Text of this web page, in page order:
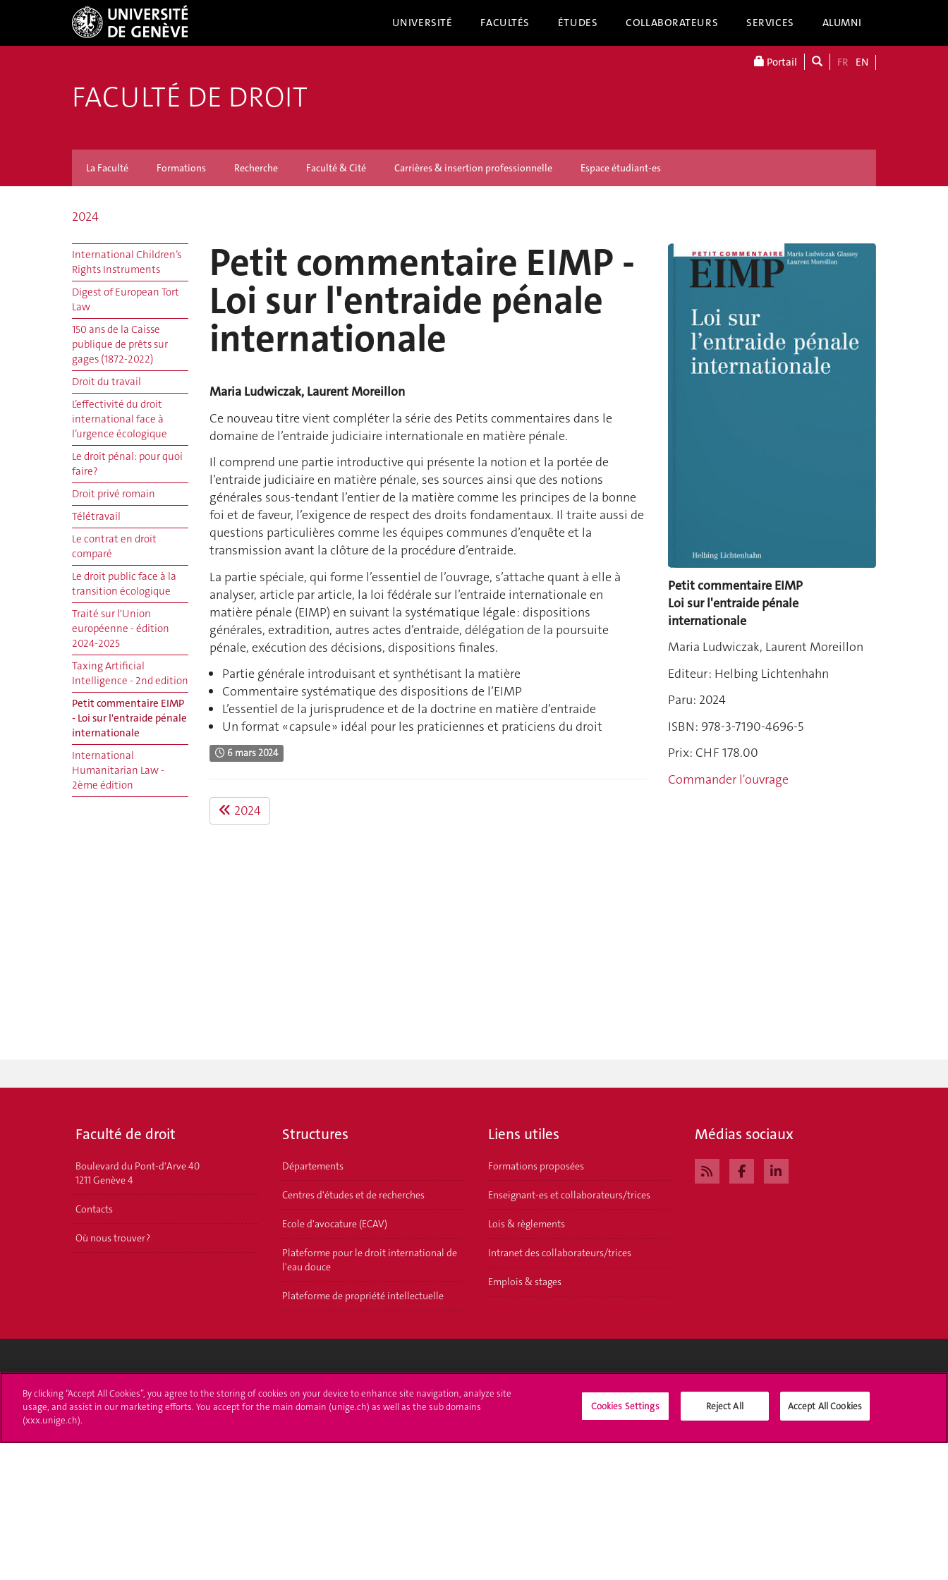
UNIVERSITÉ FACULTÉS ÉTUDES COLLABORATEURS SERVICES ALUMNI
Portail FR EN
FACULTÉ DE DROIT
La Faculté Formations Recherche Faculté & Cité Carrières & insertion professionnelle Espace étudiant-es
2024
International Children’s
Rights Instruments
Digest of European Tort
Law
150 ans de la Caisse
publique de prêts sur
gages (1872-2022)
Droit du travail
L’effectivité du droit
international face à
l’urgence écologique
Le droit pénal: pour quoi
faire?
Droit privé romain
Télétravail
Le contrat en droit
comparé
Le droit public face à la
transition écologique
Traité sur l'Union
européenne - édition
2024-2025
Taxing Artificial
Intelligence - 2nd edition
Petit commentaire EIMP
- Loi sur l'entraide pénale
internationale
International
Humanitarian Law -
2ème édition
Petit commentaire EIMP -
Loi sur l'entraide pénale
internationale
Maria Ludwiczak, Laurent Moreillon
Ce nouveau titre vient compléter la série des Petits commentaires dans le
domaine de l’entraide judiciaire internationale en matière pénale.
Il comprend une partie introductive qui présente la notion et la portée de
l’entraide judiciaire en matière pénale, ses sources ainsi que des notions
générales sous-tendant l’entier de la matière comme les principes de la bonne
foi et de faveur, l’exigence de respect des droits fondamentaux. Il traite aussi de
questions particulières comme les équipes communes d’enquête et la
transmission avant la clôture de la procédure d’entraide.
La partie spéciale, qui forme l’essentiel de l’ouvrage, s’attache quant à elle à
analyser, article par article, la loi fédérale sur l’entraide internationale en
matière pénale (EIMP) en suivant la systématique légale : dispositions
générales, extradition, autres actes d’entraide, délégation de la poursuite
pénale, exécution des décisions, dispositions finales.
Partie générale introduisant et synthétisant la matière
Commentaire systématique des dispositions de l’EIMP
L’essentiel de la jurisprudence et de la doctrine en matière d’entraide
Un format « capsule » idéal pour les praticiennes et praticiens du droit
6 mars 2024
2024
Petit commentaire EIMP
Loi sur l'entraide pénale
internationale
Maria Ludwiczak, Laurent Moreillon
Editeur : Helbing Lichtenhahn
Paru: 2024
ISBN: 978-3-7190-4696-5
Prix: CHF 178.00
Commander l'ouvrage
Faculté de droit
Boulevard du Pont-d'Arve 40
1211 Genève 4
Contacts
Où nous trouver ?
Structures
Départements
Centres d'études et de recherches
Ecole d'avocature (ECAV)
Plateforme pour le droit international de
l'eau douce
Plateforme de propriété intellectuelle
Liens utiles
Formations proposées
Enseignant-es et collaborateurs/trices
Lois & règlements
Intranet des collaborateurs/trices
Emplois & stages
Médias sociaux
Université de Genève
24 rue du Général-Dufour
T. +41 (0)22 379 71 11
S'inscrire à l'UNIGE
Immatriculations
Démarches administratives
L'UNIGE vous informe
Médias
By clicking “Accept All Cookies”, you agree to the storing of cookies on your device to enhance site navigation, analyze site
usage, and assist in our marketing efforts. You accept for the main domain (unige.ch) as well as the sub domains
(xxx.unige.ch).
Cookies Settings Reject All Accept All Cookies